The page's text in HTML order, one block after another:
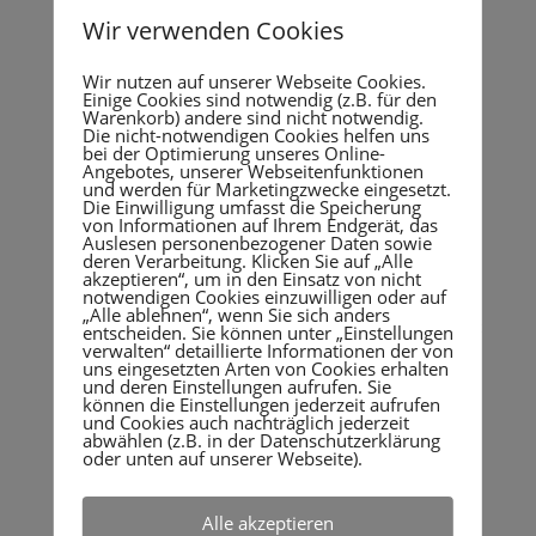
Teilnehmer erhalten einen klaren Lernplan, regelmäßiges
gesamten Vorbereitungszeitraums. Dadurch entsteht eine
gute Balance zwischen Eigenverantwortung und
professioneller Unterstützung.
Online-Abendkurs – gemeinsam lernen nach der
Arbeit
Für alle, die den direkten Austausch mit Lehrkräften und
anderen Kursteilnehmern schätzen, bietet die Humboldt
Matura-Schule einen Online-Abendkurs an.
Der Unterricht findet bequem von zu Hause aus statt und
ist speziell auf Berufstätige abgestimmt. So lassen sich Arbeit
und Weiterbildung optimal miteinander vereinbaren, ohne
regelmäßig lange Anfahrtswege in Kauf nehmen zu müssen.
Welche Lernform passt zu Ihnen?
Die passende Vorbereitung hängt von den persönlichen
eignet sich für Menschen mit maximalem
Wir verwenden Cookies
Wir nutzen auf unserer Webseite Cookies.
Einige Cookies sind notwendig (z.B. für den
Warenkorb) andere sind nicht notwendig.
Die nicht-notwendigen Cookies helfen uns
bei der Optimierung unseres Online-
Angebotes, unserer Webseitenfunktionen
und werden für Marketingzwecke eingesetzt.
Die Einwilligung umfasst die Speicherung
von Informationen auf Ihrem Endgerät, das
Auslesen personenbezogener Daten sowie
deren Verarbeitung. Klicken Sie auf „Alle
akzeptieren“, um in den Einsatz von nicht
notwendigen Cookies einzuwilligen oder auf
„Alle ablehnen“, wenn Sie sich anders
entscheiden. Sie können unter „Einstellungen
verwalten“ detaillierte Informationen der von
uns eingesetzten Arten von Cookies erhalten
und deren Einstellungen aufrufen. Sie
können die Einstellungen jederzeit aufrufen
und Cookies auch nachträglich jederzeit
abwählen (z.B. in der Datenschutzerklärung
oder unten auf unserer Webseite).
Alle akzeptieren